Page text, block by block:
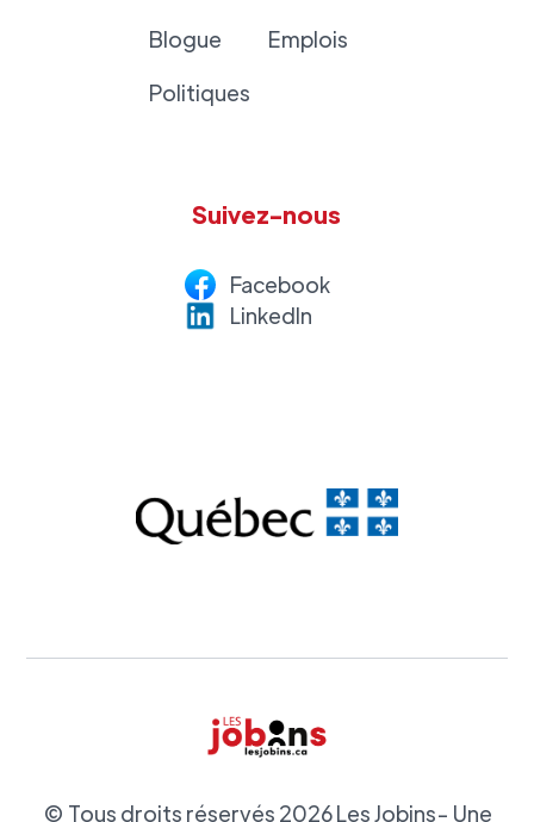
Blogue
Politiques
Emplois
Suivez-nous
Facebook
LinkedIn
© Tous droits réservés 2026Les Jobins- Une